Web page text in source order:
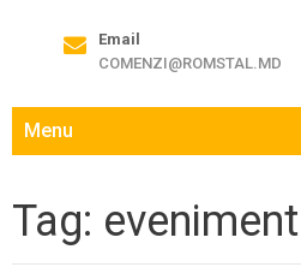
Email
COMENZI@ROMSTAL.MD
Menu
Tag: eveniment